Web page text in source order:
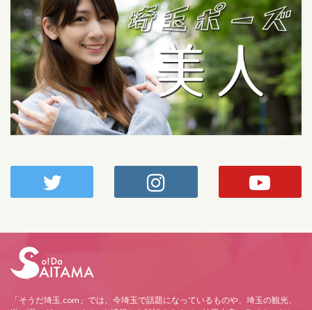
「そうだ埼玉.com」では、今埼玉で話題になっているものや、埼玉の観光、